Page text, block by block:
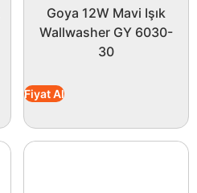
Goya 12W Mavi Işık
Wallwasher GY 6030-
30
Fiyat Al